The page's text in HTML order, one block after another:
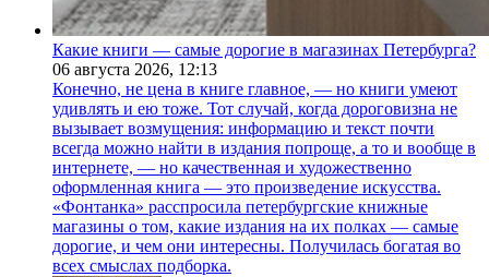
Какие книги — самые дорогие в магазинах Петербурга?
06 августа 2026, 12:13
Конечно, не цена в книге главное, — но книги умеют
удивлять и ею тоже. Тот случай, когда дороговизна не
вызывает возмущения: информацию и текст почти
всегда можно найти в издания попроще, а то и вообще в
интернете, — но качественная и художественно
оформленная книга — это произведение искусства.
«Фонтанка» расспросила петербургские книжные
магазины о том, какие издания на их полках — самые
дорогие, и чем они интересны. Получилась богатая во
всех смыслах подборка.